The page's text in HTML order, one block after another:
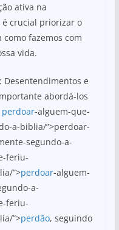
ativa na
crucial priorizar o
fazemos com
vida.
Desentendimentos e
abordá-los
perdoar-alguem-que-
a-biblia/”>perdoar-
segundo-a-
feriu-
”>perdoar-alguem-
a-
feriu-
”>perdão, seguindo